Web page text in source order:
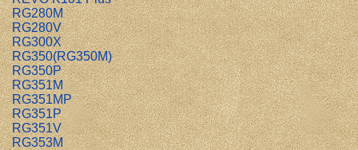
RG280M
RG280V
RG300X
RG350(RG350M)
RG350P
RG351M
RG351MP
RG351P
RG351V
RG353M